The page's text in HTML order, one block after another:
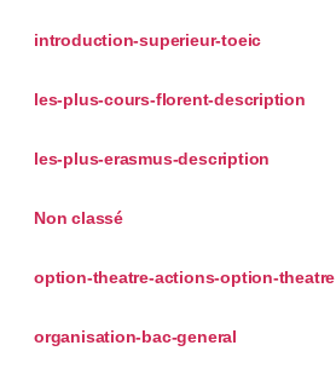
introduction-superieur-toeic
les-plus-cours-florent-description
les-plus-erasmus-description
Non classé
option-theatre-actions-option-theatre
organisation-bac-general